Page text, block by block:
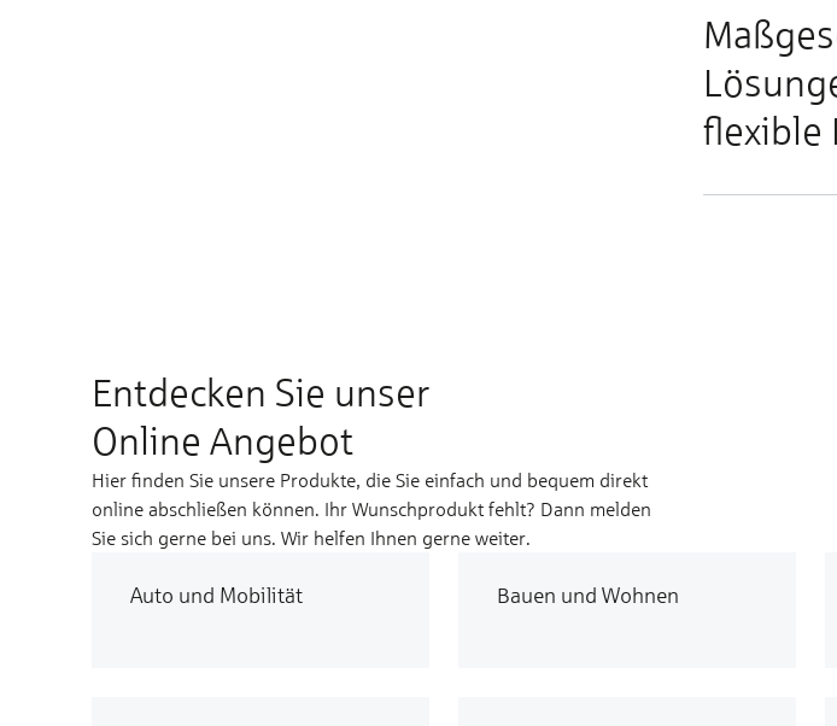
flexible
Entdecken Sie unser
Online Angebot
Hier finden Sie unsere Produkte, die Sie einfach und bequem direkt
online abschließen können. Ihr Wunschprodukt fehlt? Dann melden
Sie sich gerne bei uns. Wir helfen Ihnen gerne weiter.
Auto und Mobilität Bauen und Wohnen